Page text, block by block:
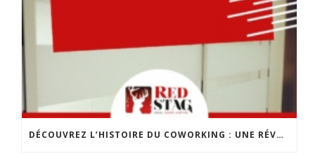
DÉCOUVREZ L’HISTOIRE DU COWORKING : UNE RÉVOLUTION DANS LE MONDE DU TRAVAIL